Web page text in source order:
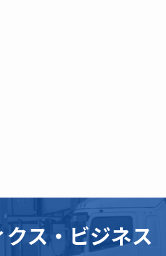
ス・ビジネス